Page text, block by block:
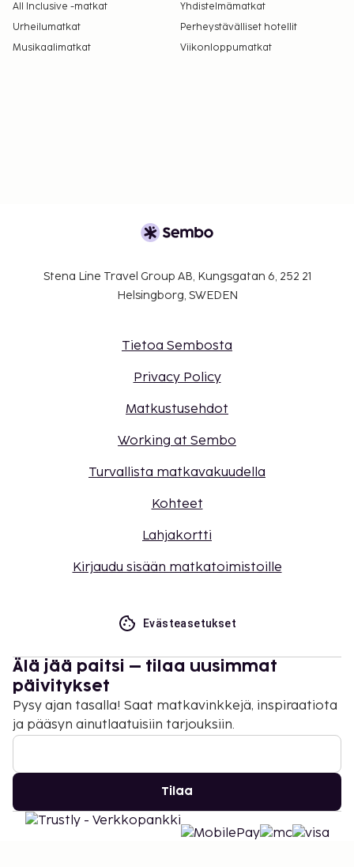
All Inclusive -matkat
Yhdistelmämatkat
Urheilumatkat
Perheystävälliset hotellit
Musikaalimatkat
Viikonloppumatkat
Stena Line Travel Group AB, Kungsgatan 6, 252 21
Helsingborg, SWEDEN
Tietoa Sembosta
Privacy Policy
Matkustusehdot
Working at Sembo
Turvallista matkavakuudella
Kohteet
Lahjakortti
Kirjaudu sisään matkatoimistoille
Evästeasetukset
Älä jää paitsi – tilaa uusimmat
päivitykset
Pysy ajan tasalla! Saat matkavinkkejä, inspiraatiota
ja pääsyn ainutlaatuisiin tarjouksiin.
Tilaa